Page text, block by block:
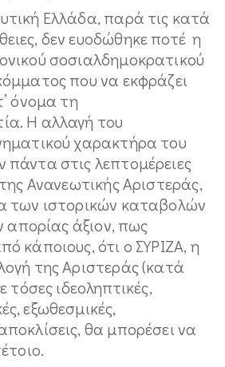
Ελλάδα, παρά τις κατά
δεν ευοδώθηκε ποτέ η
σοσιαλδημοκρατικού
που να εκφράζει
όνομα τη
Η αλλαγή του
χαρακτήρα του
στις λεπτομέρειες
Ανανεωτικής Αριστεράς,
των ιστορικών καταβολών
απορίας άξιον, πως
κάποιους, ότι ο ΣΥΡΙΖΑ, η
της Αριστεράς (κατά
τόσες ιδεοληπτικές,
εξωθεσμικές,
θα μπορέσει να